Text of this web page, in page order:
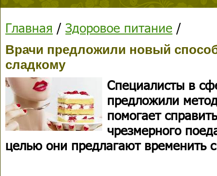
Главная / Здоровое питание /
Врачи предложили новый способ
сладкому
Специалисты в
предложили
помогает
чрезмерного
целью они предлагают временить